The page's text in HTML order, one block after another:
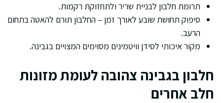
תרומת חלבון לבניית שריר ולתחזוקת רקמות.
סיפוק תחושת שובע לאורך זמן – החלבון תורם להאטה בתחום
הרעב.
מקור איכותי לסידן וויטמינים מסוימים המצויים בגבינה.
חלבון בגבינה צהובה לעומת מזונות
חלב אחרים